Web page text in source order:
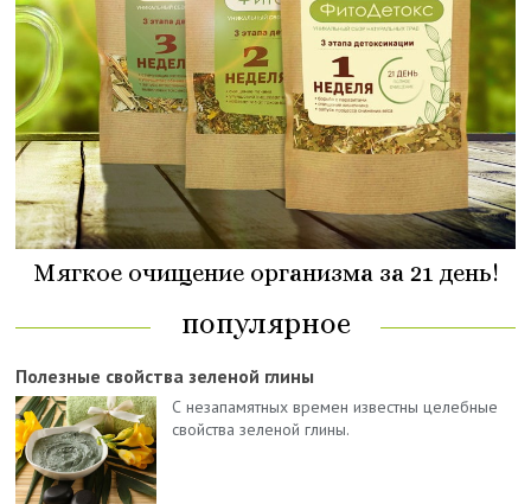
Мягкое очищение организма за 21 день!
популярное
Полезные свойства зеленой глины
С незапамятных времен известны целебные
свойства зеленой глины.